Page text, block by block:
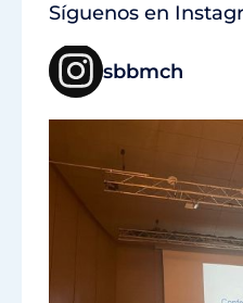
Síguenos en
sbbmch